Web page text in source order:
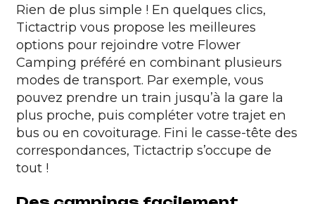
Rien de plus simple ! En quelques clics,
Tictactrip vous propose les meilleures
options pour rejoindre votre Flower
Camping préféré en combinant plusieurs
modes de transport. Par exemple, vous
pouvez prendre un train jusqu’à la gare la
plus proche, puis compléter votre trajet en
bus ou en covoiturage. Fini le casse-tête des
correspondances, Tictactrip s’occupe de
tout !